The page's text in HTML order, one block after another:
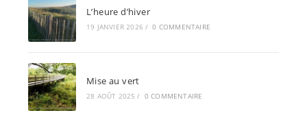
L’heure d’hiver
19 JANVIER 2026 / 0 COMMENTAIRE
Mise au vert
28 AOÛT 2025 / 0 COMMENTAIRE